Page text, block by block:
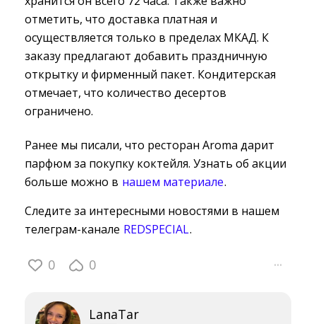
отметить, что доставка платная и
осуществляется только в пределах МКАД. К
заказу предлагают добавить праздничную
открытку и фирменный пакет. Кондитерская
отмечает, что количество десертов
ограничено.
Ранее мы писали, что ресторан Aroma дарит
парфюм за покупку коктейля. Узнать об акции
больше можно в нашем материале.
Следите за интересными новостями в нашем
телеграм-канале REDSPECIAL.
0 0 ···
LanaTar